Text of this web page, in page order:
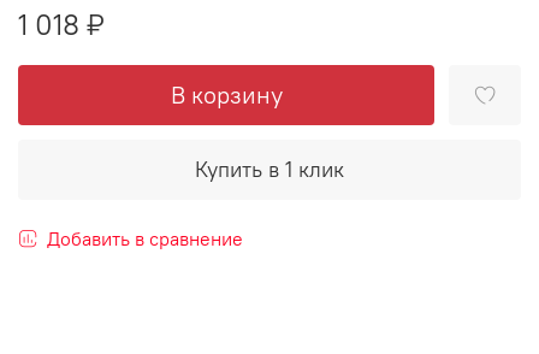
1 018 ₽
В корзину
Купить в 1 клик
Добавить в сравнение